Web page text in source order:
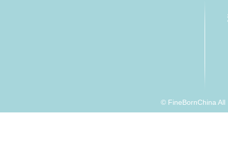
© FineBornChina